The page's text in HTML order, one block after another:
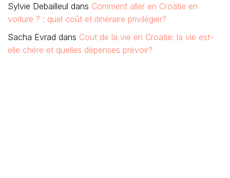
Sylvie Debailleul dans Comment aller en Croatie en
voiture ? : quel coût et itinéraire privilégier?
Sacha Evrad dans Cout de la vie en Croatie: la vie est-
elle chère et quelles dépenses prévoir?